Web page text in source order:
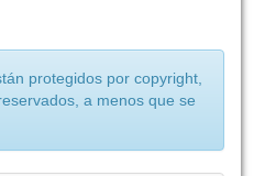
protegidos por copyright,
a menos que se